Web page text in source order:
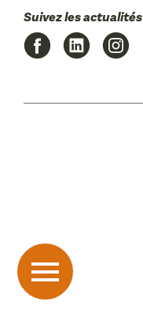
Suivez les actualités